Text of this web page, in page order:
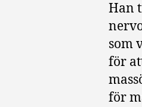
Han
som
för
för